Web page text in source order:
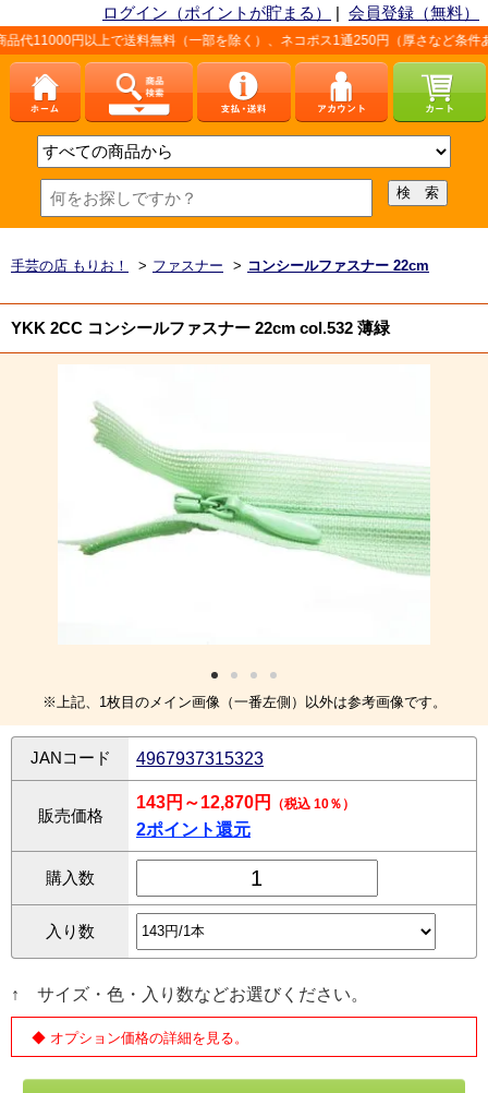
ログイン（ポイントが貯まる） | 会員登録（無料）
料無料（一部を除く）、ネコポス1通250円（厚さなど条件あり）。詳しくは、
手芸の店 もりお！ > ファスナー > コンシールファスナー 22cm
YKK 2CC コンシールファスナー 22cm col.532 薄緑
※上記、1枚目のメイン画像（一番左側）以外は参考画像です。
JANコード 4967937315323
販売価格
143円～12,870円 （税込 10％）
2ポイント還元
購入数
入り数
↑ サイズ・色・入り数などお選びください。
◆ オプション価格の詳細を見る。